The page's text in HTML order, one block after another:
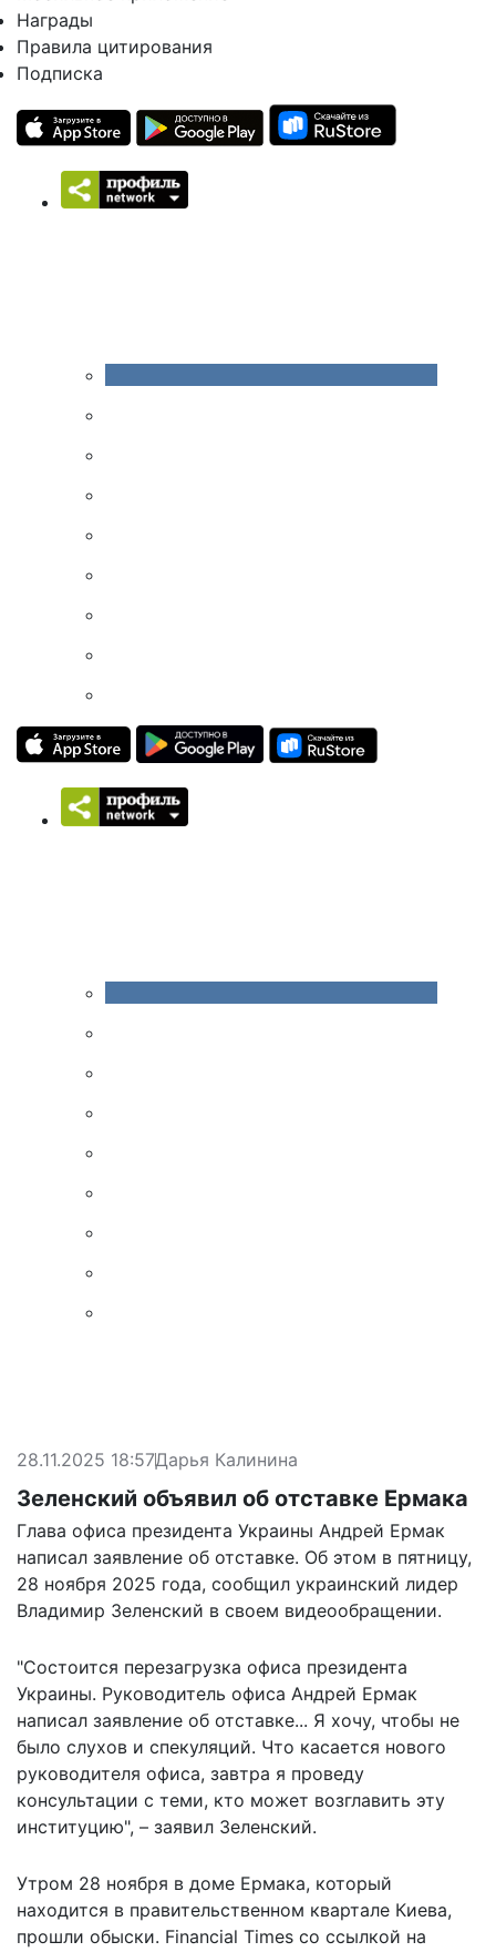
Награды
Правила цитирования
Подписка
28.11.2025 18:57Дарья Калинина
Зеленский объявил об отставке Ермака
Глава офиса президента Украины Андрей Ермак
написал заявление об отставке. Об этом в пятницу,
28 ноября 2025 года, сообщил украинский лидер
Владимир Зеленский в своем видеообращении.
"Состоится перезагрузка офиса президента
Украины. Руководитель офиса Андрей Ермак
написал заявление об отставке... Я хочу, чтобы не
было слухов и спекуляций. Что касается нового
руководителя офиса, завтра я проведу
консультации с теми, кто может возглавить эту
институцию", – заявил Зеленский.
Утром 28 ноября в доме Ермака, который
находится в правительственном квартале Киева,
прошли обыски. Financial Times со ссылкой на